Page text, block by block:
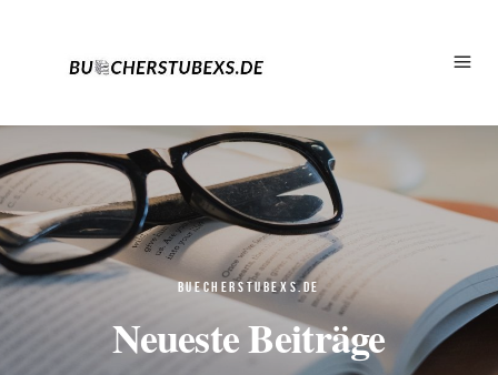
BUECHERSTUBEXS.DE
Neueste Beiträge